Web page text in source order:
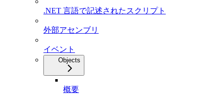
.NET 言語で記述されたスクリプト
外部アセンブリ
イベント
Objects
概要